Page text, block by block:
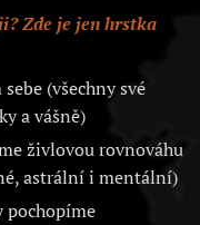
Zde je jen hrstka
(všechny své
a vášně)
živlovou rovnováhu
astrální i mentální)
pochopíme